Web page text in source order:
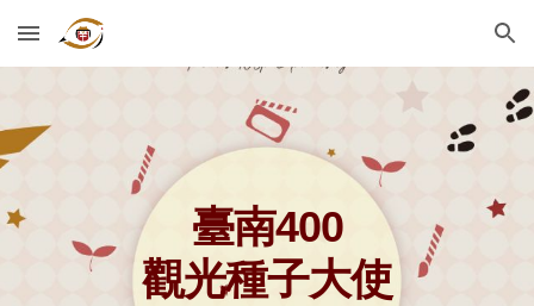
Skip to main content Skip to navigation
臺南400
觀光種子大使